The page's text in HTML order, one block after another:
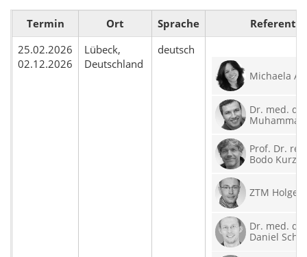
Termin Ort Sprache
Referent
25.02.2026
02.12.2026
Lübeck,
Deutschland
deutsch
Michaela
Dr. med.
Prof. Dr.
Bodo Kurz
ZTM Holger
Dr. med.
Daniel